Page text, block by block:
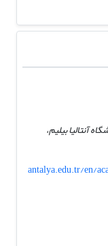
آنتالیا بیلیم،
antalya.edu.tr/en/